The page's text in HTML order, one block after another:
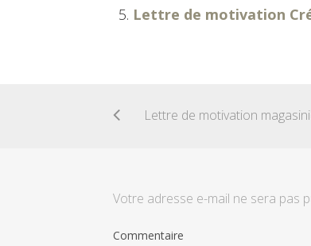
Lettre de motivation
Lettre de motivation
Votre adresse e-mail ne sera pas
Commentaire